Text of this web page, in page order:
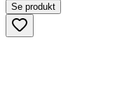
Se produkt